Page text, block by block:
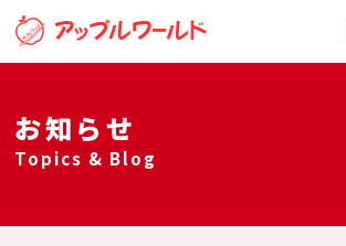
お知らせ
Topics & Blog